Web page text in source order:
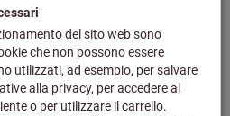
für
Spannen
Unterdruck